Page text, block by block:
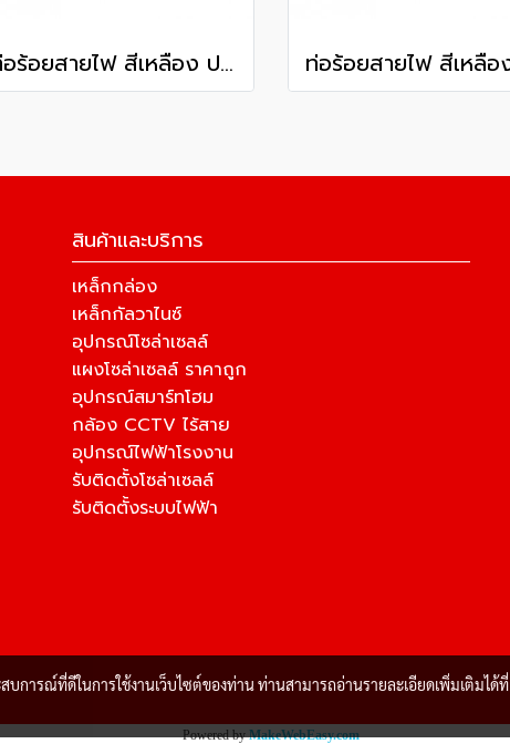
ท่อร้อยสายไฟ สีเหลือง ปลายบาน พีวีซี ท่อน้ำไทย ชั้นคุณภาพ 3 100 มม. 4 นิ้ว ยาว 6 เมตร
สินค้าและบริการ
เหล็กกล่อง
เหล็กกัลวาไนซ์
อุปกรณ์โซล่าเซลล์
แผงโซล่าเซลล์ ราคาถูก
อุปกรณ์สมาร์ทโฮม
กล้อง CCTV ไร้สาย
อุปกรณ์ไฟฟ้าโรงงาน
รับติดตั้งโซล่าเซลล์
รับติดตั้งระบบไฟฟ้า
Powered byMakeWebEasy.com
การณ์ที่ดีในการใช้งานเว็บไซต์ของท่าน ท่านสามารถอ่านรายละเอียดเพิ่มเติมได้ที่